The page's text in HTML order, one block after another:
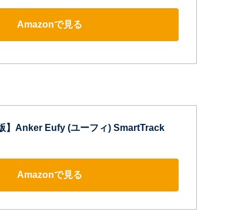
Amazonで見る
】Anker Eufy (ユーフィ) SmartTrack
Amazonで見る